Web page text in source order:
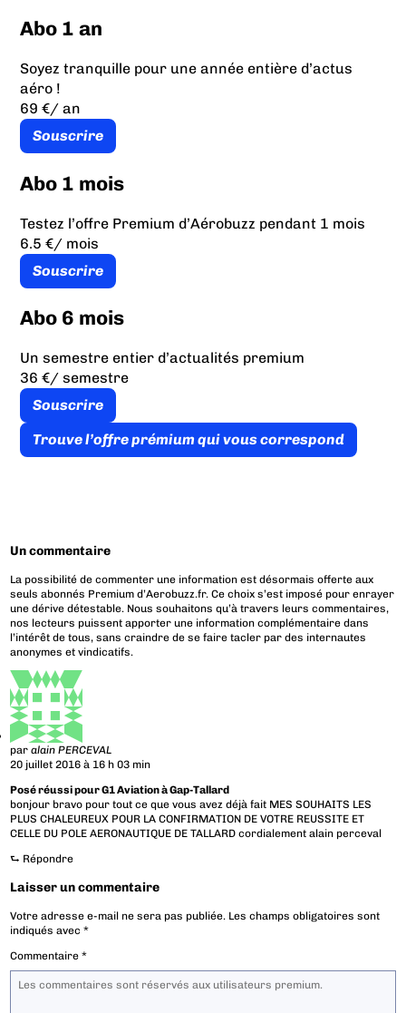
Abo 1 an
Soyez tranquille pour une année entière d’actus
aéro !
69 €/ an
Souscrire
Abo 1 mois
Testez l’offre Premium d’Aérobuzz pendant 1 mois
6.5 €/ mois
Souscrire
Abo 6 mois
Un semestre entier d’actualités premium
36 €/ semestre
Souscrire
Trouve l’offre prémium qui vous correspond
Un commentaire
La possibilité de commenter une information est désormais offerte aux
seuls abonnés Premium d’Aerobuzz.fr. Ce choix s’est imposé pour enrayer
une dérive détestable. Nous souhaitons qu’à travers leurs commentaires,
nos lecteurs puissent apporter une information complémentaire dans
l’intérêt de tous, sans craindre de se faire tacler par des internautes
anonymes et vindicatifs.
paralain PERCEVAL
20 juillet 2016 à 16 h 03 min
Posé réussi pour G1 Aviation à Gap-Tallard
bonjour bravo pour tout ce que vous avez déjà fait MES SOUHAITS LES
PLUS CHALEUREUX POUR LA CONFIRMATION DE VOTRE REUSSITE ET
CELLE DU POLE AERONAUTIQUE DE TALLARD cordialement alain perceval
⮑ Répondre
Laisser un commentaire
Votre adresse e-mail ne sera pas publiée. Les champs obligatoires sont
indiqués avec*
Commentaire*